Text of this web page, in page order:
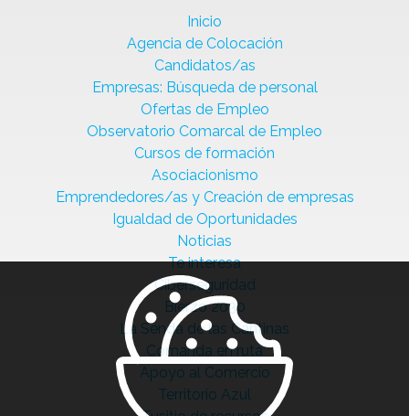
Inicio
Agencia de Colocación
Candidatos/as
Empresas: Búsqueda de personal
Ofertas de Empleo
Observatorio Comarcal de Empleo
Cursos de formación
Asociacionismo
Emprendedores/as y Creación de empresas
Igualdad de Oportunidades
Noticias
Te interesa
Ciberseguridad
Bierzo 2030
La Senda de las Cantinas
Comanda en ruta
Apoyo al Comercio
Territorio Azul